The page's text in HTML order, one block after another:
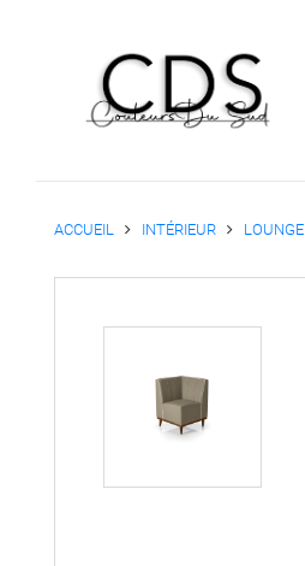
ACCUEIL INTÉRIEUR LOUNGE